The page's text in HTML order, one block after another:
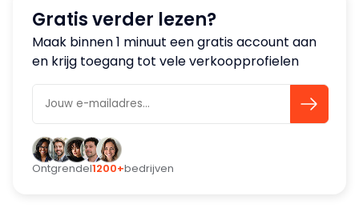
actief en bedient hierbij zowel het B2B als het B2C
segment.
Bijzonderheden
Middels het opgebouwde en betrouwbare netwerk,
de jarenlange relaties met internationale
producenten en leveranciers en klanten, de offline en
online afzetkanalen, een substantieel aantal
Gratis verder lezen?
Maak binnen 1 minuut een gratis account aan
en krijg toegang tot vele verkoopprofielen
Ontgrendel1200+bedrijven